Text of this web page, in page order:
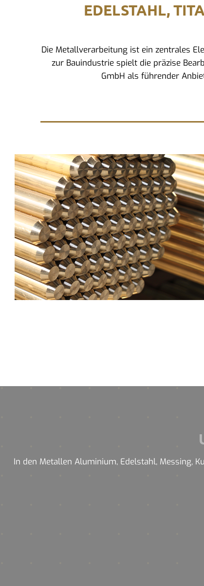
EDELSTAHL,
Die Metallverarbeitung ist ein zentrales
zur Bauindustrie spielt die präzise
GmbH als führender
In den Metallen Aluminium, Edelstahl, Messing,